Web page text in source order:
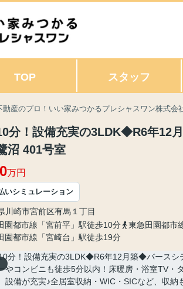
TOP スタッフ
動産のプロ！いい家みつかるプレシャスワン株式会
分！設備充実の3LDK◆R6年12
沼 401号室
万円
いシミュレーション
川崎市宮前区有馬 １丁目
園都市線「宮前平」駅徒歩10分
東急田園都市
園都市線「宮崎台」駅徒歩19分